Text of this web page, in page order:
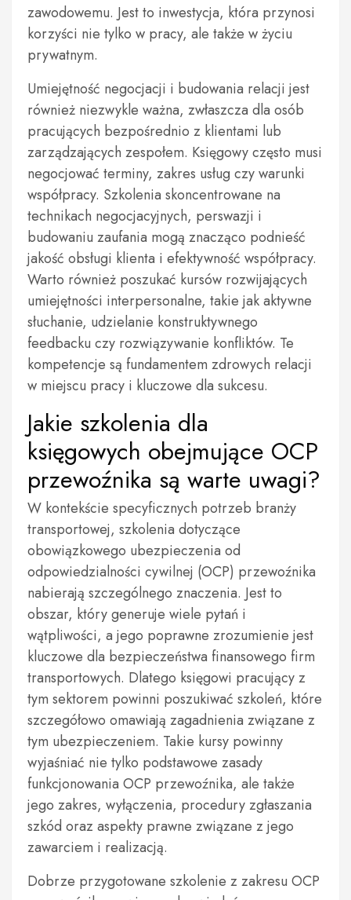
zawodowemu. Jest to inwestycja, która przynosi
korzyści nie tylko w pracy, ale także w życiu
prywatnym.
Umiejętność negocjacji i budowania relacji jest
również niezwykle ważna, zwłaszcza dla osób
pracujących bezpośrednio z klientami lub
zarządzających zespołem. Księgowy często musi
negocjować terminy, zakres usług czy warunki
współpracy. Szkolenia skoncentrowane na
technikach negocjacyjnych, perswazji i
budowaniu zaufania mogą znacząco podnieść
jakość obsługi klienta i efektywność współpracy.
Warto również poszukać kursów rozwijających
umiejętności interpersonalne, takie jak aktywne
słuchanie, udzielanie konstruktywnego
feedbacku czy rozwiązywanie konfliktów. Te
kompetencje są fundamentem zdrowych relacji
w miejscu pracy i kluczowe dla sukcesu.
Jakie szkolenia dla
księgowych obejmujące OCP
przewoźnika są warte uwagi?
W kontekście specyficznych potrzeb branży
transportowej, szkolenia dotyczące
obowiązkowego ubezpieczenia od
odpowiedzialności cywilnej (OCP) przewoźnika
nabierają szczególnego znaczenia. Jest to
obszar, który generuje wiele pytań i
wątpliwości, a jego poprawne zrozumienie jest
kluczowe dla bezpieczeństwa finansowego firm
transportowych. Dlatego księgowi pracujący z
tym sektorem powinni poszukiwać szkoleń, które
szczegółowo omawiają zagadnienia związane z
tym ubezpieczeniem. Takie kursy powinny
wyjaśniać nie tylko podstawowe zasady
funkcjonowania OCP przewoźnika, ale także
jego zakres, wyłączenia, procedury zgłaszania
szkód oraz aspekty prawne związane z jego
zawarciem i realizacją.
Dobrze przygotowane szkolenie z zakresu OCP